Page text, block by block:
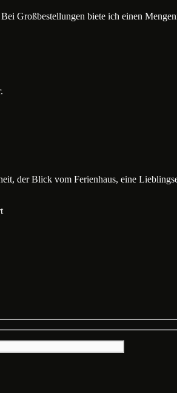
Großbestellungen biete ich einen
der Blick vom Ferienhaus, eine